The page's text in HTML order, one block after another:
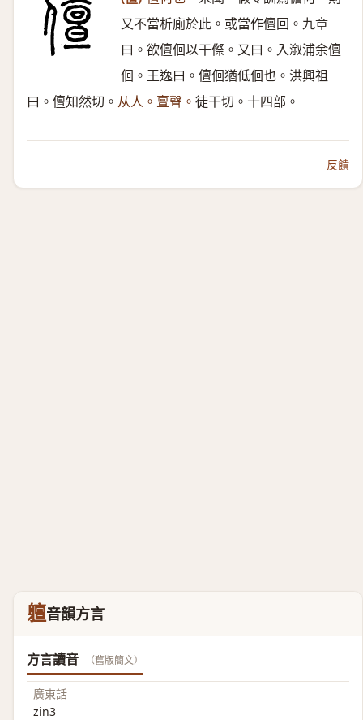
又不當析廁於此。或當作儃回。九章
曰。欲儃佪以干傺。又曰。入溆浦余儃
佪。王逸曰。儃佪猶低佪也。洪興祖
曰。儃知然切。 从人。亶聲。 徒干切。十四部。
反饋
䡀音韻方言
方言讀音 （舊版簡文）
廣東話
zin3